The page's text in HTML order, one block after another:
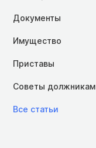
Документы
Имущество
Приставы
Советы должникам
Все статьи